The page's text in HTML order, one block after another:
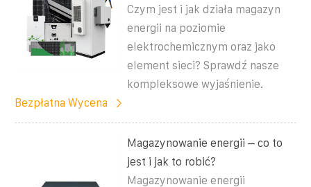
Czym jest i jak działa magazyn
energii na poziomie
elektrochemicznym oraz jako
element sieci? Sprawdź nasze
kompleksowe wyjaśnienie.
Bezpłatna Wycena
Magazynowanie energii – co to
jest i jak to robić?
Magazynowanie energii